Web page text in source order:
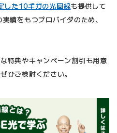
した10ギガの光回線も提供して
績をもつプロバイダのため、
特典やキャンペーン割引も用意
ひご検討ください。